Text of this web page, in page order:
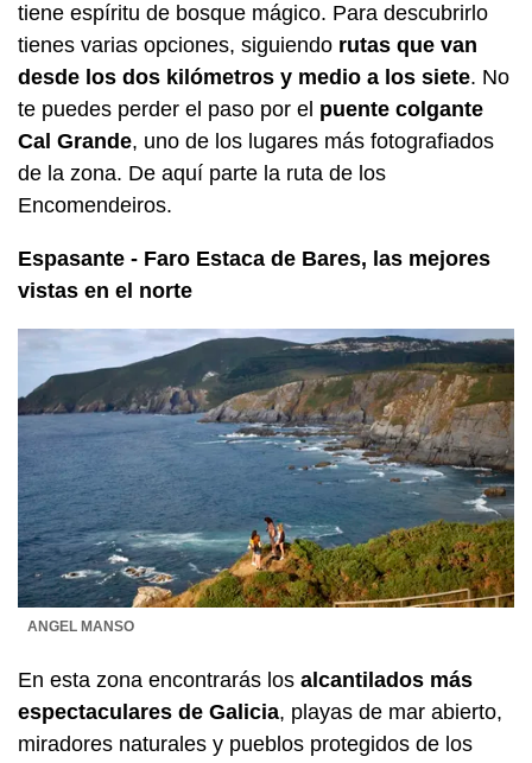
tiene espíritu de bosque mágico. Para descubrirlo
tienes varias opciones, siguiendo rutas que van
desde los dos kilómetros y medio a los siete. No
te puedes perder el paso por el puente colgante
Cal Grande, uno de los lugares más fotografiados
de la zona. De aquí parte la ruta de los
Encomendeiros.
Espasante - Faro Estaca de Bares, las mejores
vistas en el norte
ANGEL MANSO
En esta zona encontrarás los alcantilados más
espectaculares de Galicia, playas de mar abierto,
miradores naturales y pueblos protegidos de los